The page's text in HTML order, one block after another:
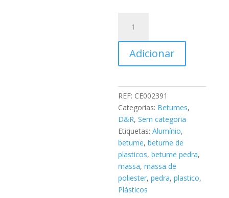
BETUME
D&R
PLASTICO
Adicionar
t
e
r
a
t
i
v
e
:
REF: CE002391
Categorias: Betumes,
D&R,Sem categoria
Etiquetas:Alumínio,
betume,betume de
plasticos,betume pedra,
massa,massa de
poliester,pedra,plastico,
Plásticos